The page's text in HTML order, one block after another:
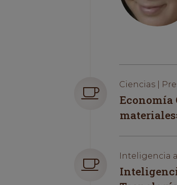
Ciencias |
Economía
Inteligencia